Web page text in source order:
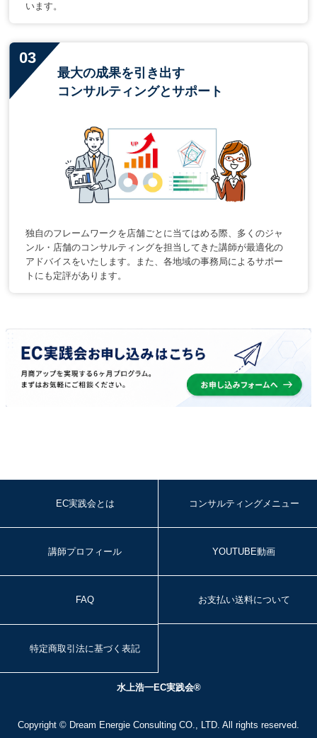
います。
最大の成果を引き出す
コンサルティングとサポート
独自のフレームワークを店舗ごとに当てはめる際、多くのジャ
ンル・店舗のコンサルティングを担当してきた講師が最適化の
アドバイスをいたします。また、各地域の事務局によるサポー
トにも定評があります。
EC実践会とは コンサルティングメニュー
講師プロフィール YOUTUBE動画
FAQ お支払い送料について
特定商取引法に基づく表記
水上浩一EC実践会®
Copyright © Dream Energie Consulting CO., LTD. All rights reserved.